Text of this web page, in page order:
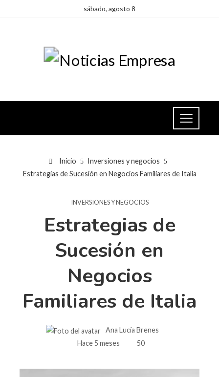
sábado, agosto 8
Inicio
Inversiones y negocios
Estrategias de Sucesión en Negocios Familiares de Italia
INVERSIONES Y NEGOCIOS
Estrategias de
Sucesión en
Negocios
Familiares de Italia
Ana Lucía Brenes
Hace 5 meses
50